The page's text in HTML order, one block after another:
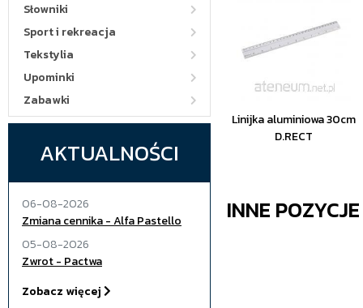
Słowniki
Sport i rekreacja
Tekstylia
Upominki
Zabawki
AKTUALNOŚCI
06-08-2026
Zmiana cennika - Alfa Pastello
05-08-2026
Zwrot - Pactwa
Zobacz więcej
Linijka aluminiowa 30cm
D.RECT
INNE